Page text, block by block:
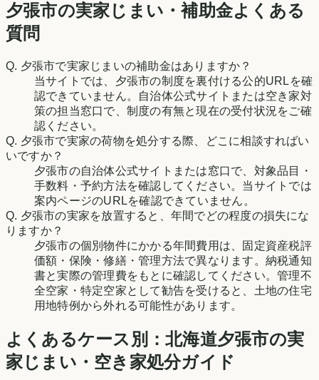
夕張市の実家じまい・補助金よくある
質問
Q. 夕張市で実家じまいの補助金はありますか？
当サイトでは、夕張市の制度を裏付ける公的URLを確
認できていません。自治体公式サイトまたは空き家対
策の担当窓口で、制度の有無と現在の受付状況をご確
認ください。
Q. 夕張市で実家の荷物を処分する際、どこに相談すればい
いですか？
夕張市の自治体公式サイトまたは窓口で、対象品目・
手数料・予約方法を確認してください。当サイトでは
案内ページのURLを確認できていません。
Q. 夕張市の実家を放置すると、年間でどの程度の損失にな
りますか？
夕張市の個別物件にかかる年間費用は、固定資産税評
価額・保険・修繕・管理方法で異なります。納税通知
書と実際の管理費をもとに確認してください。管理不
全空家・特定空家として勧告を受けると、土地の住宅
用地特例から外れる可能性があります。
よくあるケース別：北海道夕張市の実
家じまい・空き家処分ガイド